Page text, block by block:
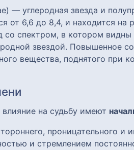
— углеродная звезда и
от 6,6 до 8,4, и находится на
со спектром, в котором
звездой. Повышенное
вещества, поднятого при
на судьбу имеют
проницательного и
и стремлением